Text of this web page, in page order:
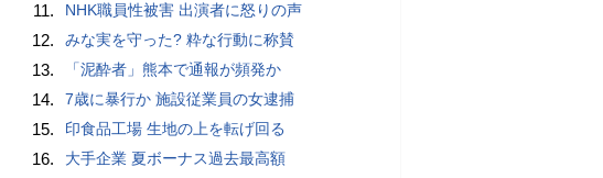
11. NHK職員性被害 出演者に怒りの声
12. みな実を守った? 粋な行動に称賛
13. 「泥酔者」熊本で通報が頻発か
14. 7歳に暴行か 施設従業員の女逮捕
15. 印食品工場 生地の上を転げ回る
16. 大手企業 夏ボーナス過去最高額